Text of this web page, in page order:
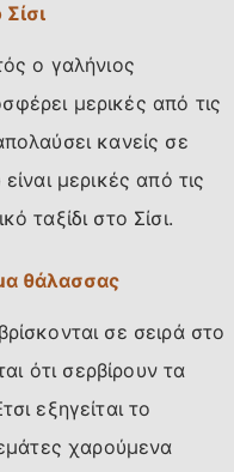
ο γαλήνιος
μερικές από τις
κανείς σε
μερικές από τις
ταξίδι στο Σίσι.
θάλασσας
σε σειρά στο
ότι σερβίρουν τα
εξηγείται το
χαρούμενα